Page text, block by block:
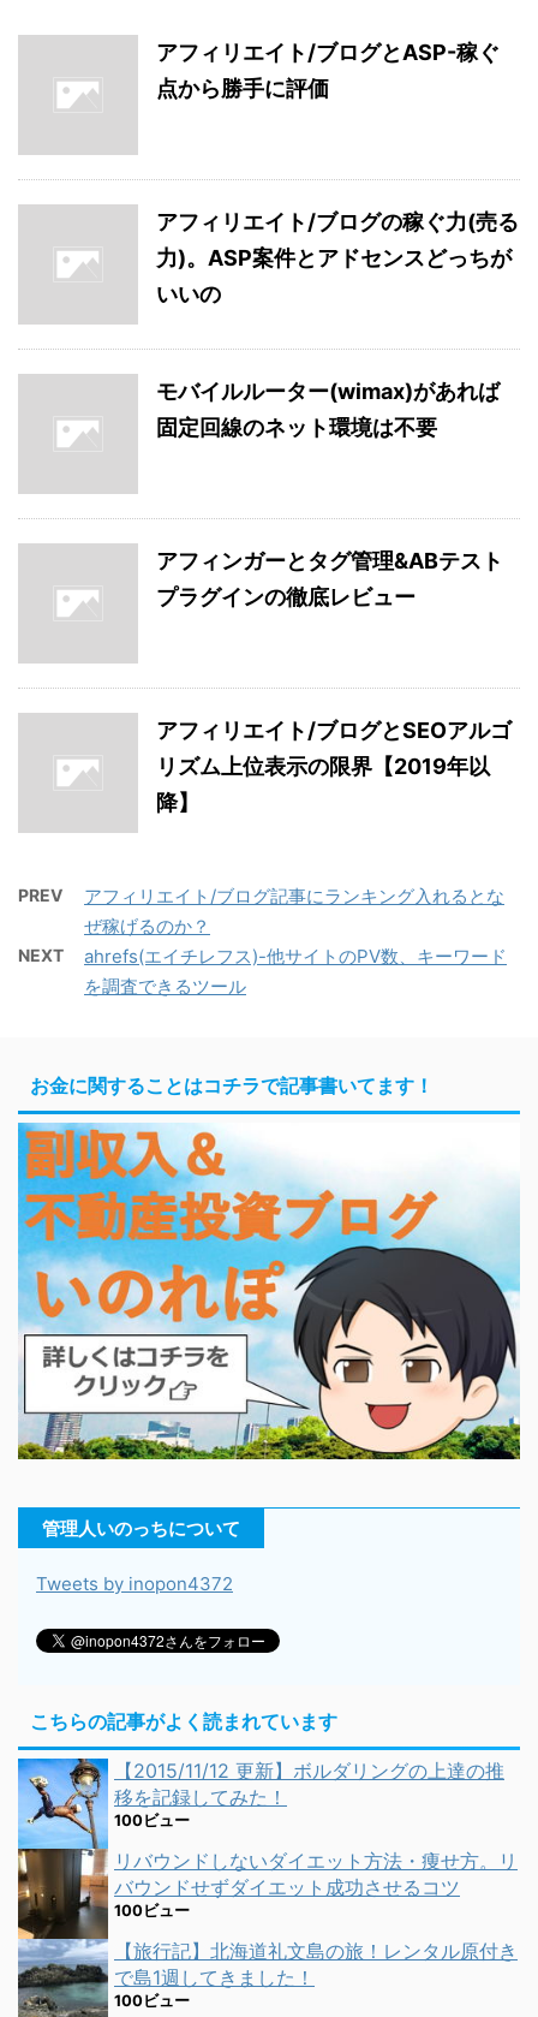
アフィリエイト/ブログとASP-稼ぐ
点から勝手に評価
アフィリエイト/ブログの稼ぐ力(売る
力)。ASP案件とアドセンスどっちが
いいの
モバイルルーター(wimax)があれば
固定回線のネット環境は不要
アフィンガーとタグ管理&ABテスト
プラグインの徹底レビュー
アフィリエイト/ブログとSEOアルゴ
リズム上位表示の限界【2019年以
降】
PREV
アフィリエイト/ブログ記事にランキング入れるとな
ぜ稼げるのか？
NEXT
ahrefs(エイチレフス)-他サイトのPV数、キーワード
を調査できるツール
お金に関することはコチラで記事書いてます！
管理人いのっちについて
Tweets by inopon4372
こちらの記事がよく読まれています
【2015/11/12 更新】ボルダリングの上達の推
移を記録してみた！
100ビュー
リバウンドしないダイエット方法・痩せ方。リ
バウンドせずダイエット成功させるコツ
100ビュー
【旅行記】北海道礼文島の旅！レンタル原付き
で島1週してきました！
100ビュー